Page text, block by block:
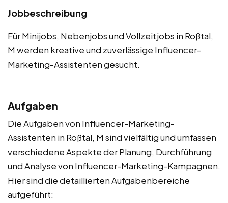
Jobbeschreibung
Für Minijobs, Nebenjobs und Vollzeitjobs in Roßtal,
M werden kreative und zuverlässige Influencer-
Marketing-Assistenten gesucht.
Aufgaben
Die Aufgaben von Influencer-Marketing-
Assistenten in Roßtal, M sind vielfältig und umfassen
verschiedene Aspekte der Planung, Durchführung
und Analyse von Influencer-Marketing-Kampagnen.
Hier sind die detaillierten Aufgabenbereiche
aufgeführt: